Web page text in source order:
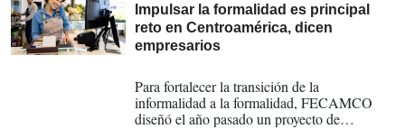
Impulsar la formalidad es principal
reto en Centroamérica, dicen
empresarios
Para fortalecer la transición de la
informalidad a la formalidad, FECAMCO
diseñó el año pasado un proyecto de